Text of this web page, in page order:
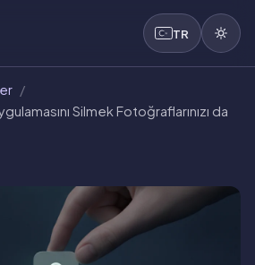
TR
/
Silmek Fotoğraflarınızı da